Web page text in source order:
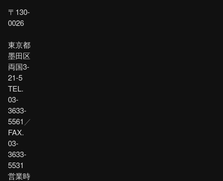
〒130-
0026
東京都
墨田区
両国3-
21-5
TEL.
03-
3633-
5561 ／
FAX.
03-
3633-
5531
営業時